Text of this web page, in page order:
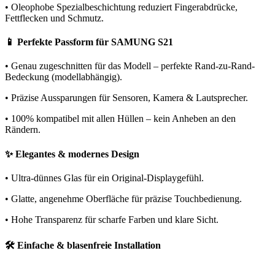
• Oleophobe Spezialbeschichtung reduziert Fingerabdrücke,
Fettflecken und Schmutz.
📱 Perfekte Passform für SAMUNG S21
• Genau zugeschnitten für das Modell – perfekte Rand-zu-Rand-
Bedeckung (modellabhängig).
• Präzise Aussparungen für Sensoren, Kamera & Lautsprecher.
• 100% kompatibel mit allen Hüllen – kein Anheben an den
Rändern.
✨ Elegantes & modernes Design
• Ultra-dünnes Glas für ein Original-Displaygefühl.
• Glatte, angenehme Oberfläche für präzise Touchbedienung.
• Hohe Transparenz für scharfe Farben und klare Sicht.
🛠️ Einfache & blasenfreie Installation